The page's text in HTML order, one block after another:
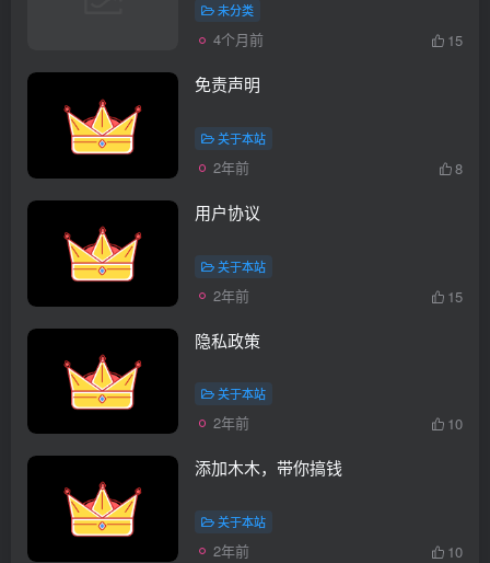
未分类
4个月前 15
免责声明
关于本站
2年前 8
用户协议
关于本站
2年前 15
隐私政策
关于本站
2年前 10
添加木木，带你搞钱
关于本站
2年前 10